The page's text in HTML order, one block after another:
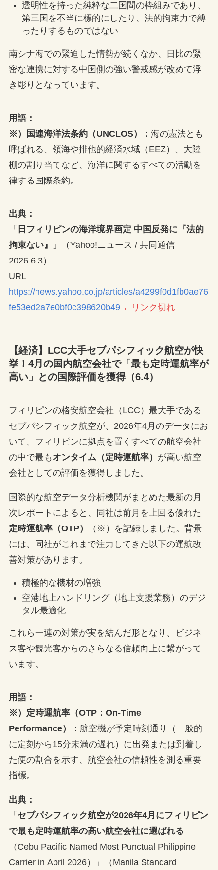
透明性を持った純粋な二国間の枠組みであり、
第三国を不当に標的にしたり、法的拘束力で縛
ったりするものではない
南シナ海での緊迫した情勢が続くなか、日比の緊
密な連携に対する中国側の強い警戒感が改めて浮
き彫りとなっています。
用語：
※）国連海洋法条約（UNCLOS）： 海の憲法とも
呼ばれる、領海や排他的経済水域（EEZ）、大陸
棚の割り当てなど、海洋に関するすべての活動を
律する国際条約。
出典：
「 日フィリピンの海洋境界画定 中国反発に『法的
拘束ない』
」（Yahoo!ニュース / 共同通信
2026.6.3）
URL
https://news.yahoo.co.jp/articles/a4299f0d1fb0ae76
fe53ed2a7e0bf0c398620b49←リンク切れ
【経済】LCC大手セブパシフィック航空が快
挙！4月の国内航空会社で「最も定時運航率が
高い」との国際評価を獲得（6.4）
フィリピンの格安航空会社（LCC）最大手である
セブパシフィック航空が、2026年4月のデータにお
いて、フィリピンに拠点を置くすべての航空会社
の中で最も オンタイム（定時運航率） が高い航空
会社としての評価を獲得しました。
国際的な航空データ分析機関がまとめた最新の月
次レポートによると、同社は前月を上回る優れた
定時運航率（OTP）
（※）を記録しました。背景
には、同社がこれまで注力してきた以下の運航改
善対策があります。
積極的な機材の増強
空港地上ハンドリング（地上支援業務）のデジ
タル最適化
これら一連の対策が実を結んだ形となり、ビジネ
ス客や観光客からのさらなる信頼向上に繋がって
います。
用語：
※）定時運航率（OTP：On-Time
Performance）： 航空機が予定時刻通り（一般的
に定刻から15分未満の遅れ）に出発または到着し
た便の割合を示す、航空会社の信頼性を測る重要
指標。
出典：
「 セブパシフィック航空が2026年4月にフィリピン
で最も定時運航率の高い航空会社に選ばれる
（Cebu Pacific Named Most Punctual Philippine
Carrier in April 2026）」（Manila Standard